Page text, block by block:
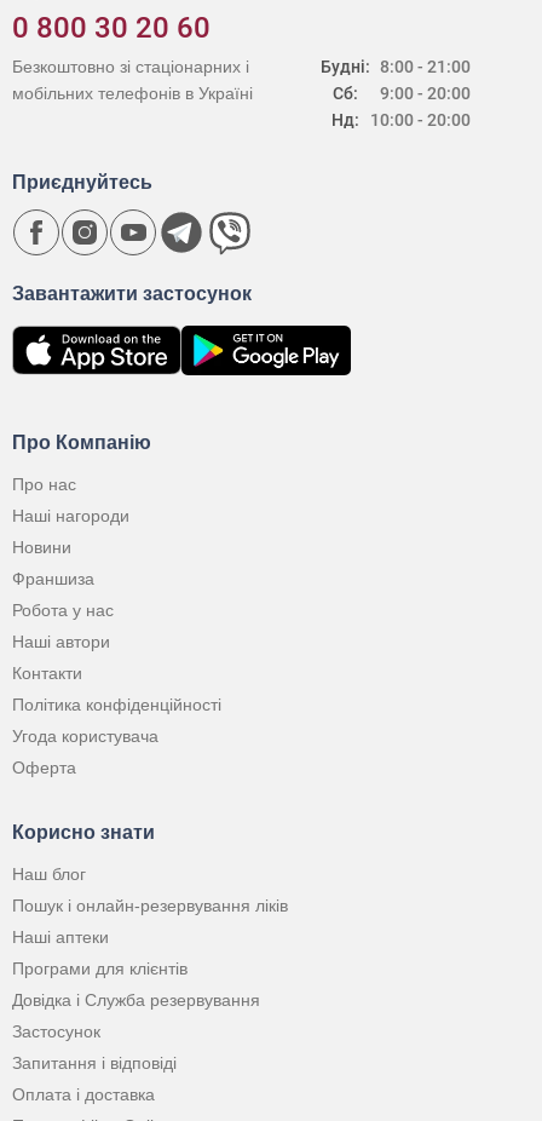
0 800 30 20 60
Будні:
Сб:
Нд:
8:00 - 21:00
9:00 - 20:00
10:00 - 20:00
Безкоштовно зі стаціонарних і
мобільних телефонів в Україні
Про Компанію
Про нас
Наші нагороди
Новини
Франшиза
Робота у нас
Наші автори
Контакти
Політика конфіденційності
Угода користувача
Оферта
Корисно знати
Наш блог
Пошук і онлайн-резервування ліків
Наші аптеки
Програми для клієнтів
Довідка і Служба резервування
Застосунок
Запитання і відповіді
Оплата і доставка
Завантажити застосунок
Приєднуйтесь